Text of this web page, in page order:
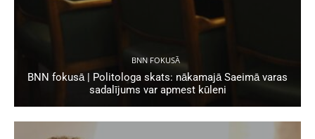
BNN FOKUSĀ
BNN fokusā | Politologa skats: nākamajā Saeimā varas
sadalījums var apmest kūleni